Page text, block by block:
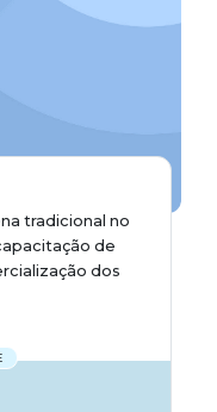
tradicional no
de
dos